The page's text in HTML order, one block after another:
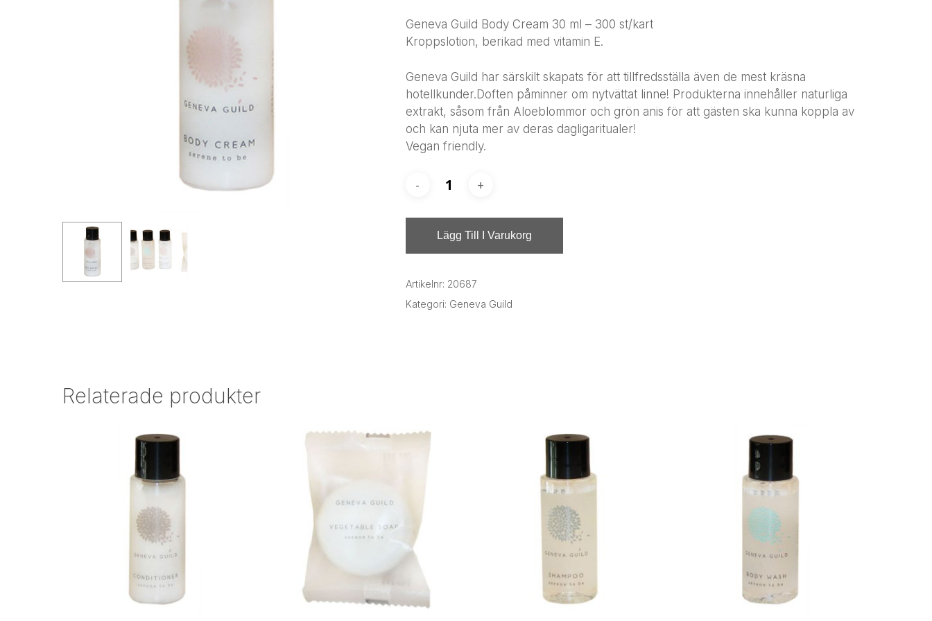
Geneva Guild Body Cream 30 ml – 300 st/kart
Kroppslotion, berikad med vitamin E.
Geneva Guild har särskilt skapats för att tillfredsställa även de mest kräsna
hotellkunder.Doften påminner om nytvättat linne! Produkterna innehåller naturliga
extrakt, såsom från Aloeblommor och grön anis för att gästen ska kunna koppla av
och kan njuta mer av deras dagligaritualer!
Vegan friendly.
Lägg Till I Varukorg
Artikelnr: 20687
Kategori: Geneva Guild
Relaterade produkter